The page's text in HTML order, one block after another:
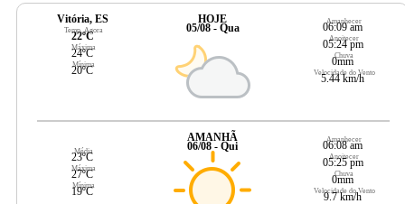
Vitória, ES
Temp. Agora
22ºC
Máxima
24ºC
Mínima
20ºC
HOJE
05/08 - Qua
Amanhecer
06:09 am
Anoitecer
05:24 pm
Chuva
0mm
Velocidade do Vento
5.44 km/h
Média
23ºC
Máxima
27ºC
Mínima
19ºC
AMANHÃ
06/08 - Qui
Amanhecer
06:08 am
Anoitecer
05:25 pm
Chuva
0mm
Velocidade do Vento
9.7 km/h